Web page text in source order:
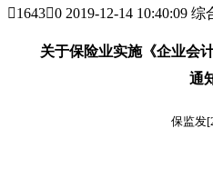
16430 2019-12-14 10:40:09 综
关于保险业实施《企业会
通
保监发